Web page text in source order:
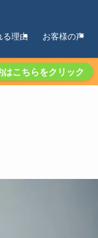
る理由 お客様の声
はこちらをクリック